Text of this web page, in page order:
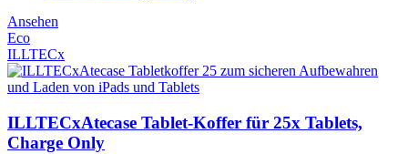
Ansehen
Eco
ILLTECx
ILLTECxAtecase Tablet-Koffer für 25x Tablets,
Charge Only